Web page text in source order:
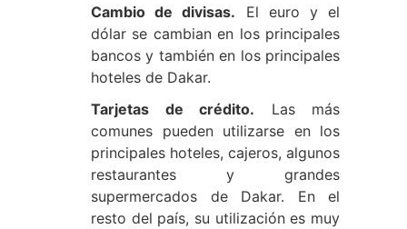
Cambio de divisas. El euro y el
dólar se cambian en los principales
bancos y también en los principales
hoteles de Dakar.
Tarjetas de crédito. Las más
comunes pueden utilizarse en los
principales hoteles, cajeros, algunos
restaurantes y grandes
supermercados de Dakar. En el
resto del país, su utilización es muy